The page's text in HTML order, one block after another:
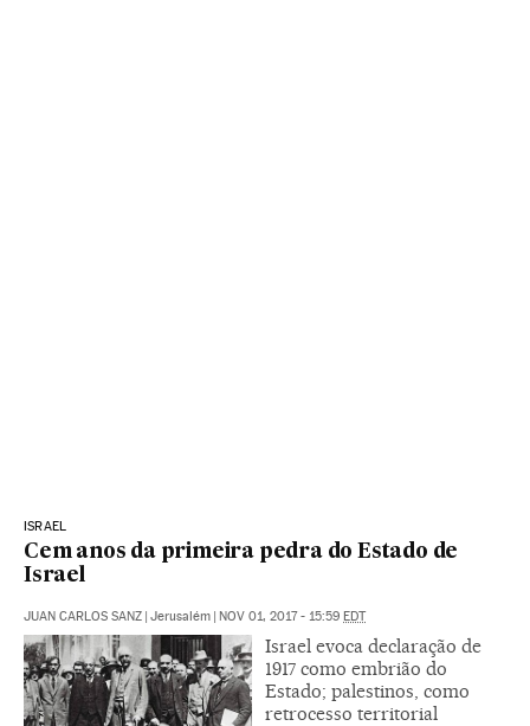
ISRAEL
Cem anos da primeira pedra do Estado de
Israel
JUAN CARLOS SANZ | Jerusalém | NOV 01, 2017 - 15:59 EDT
Israel evoca declaração de
1917 como embrião do
Estado; palestinos, como
retrocesso territorial